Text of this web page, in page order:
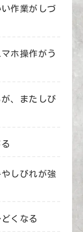
作業がしづ
ホ操作がう
、またしび
しびれが強
くなる